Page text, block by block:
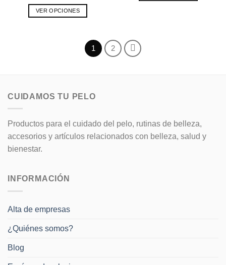
VER OPCIONES
múltiples
se
en
la
la
1 2
CUIDAMOS TU PELO
Productos para el cuidado del pelo, rutinas de belleza,
accesorios y artículos relacionados con belleza, salud y
bienestar.
INFORMACIÓN
Alta de empresas
¿Quiénes somos?
Blog